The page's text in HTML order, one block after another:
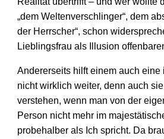
„dem Weltenverschlinger“, dem
der Herrscher“, schon
Lieblingsfrau als Illusion
Andererseits hilft einem auch
nicht wirklich weiter, denn auch
verstehen, wenn man von der
Person nicht mehr im
probehalber als Ich spricht. Da